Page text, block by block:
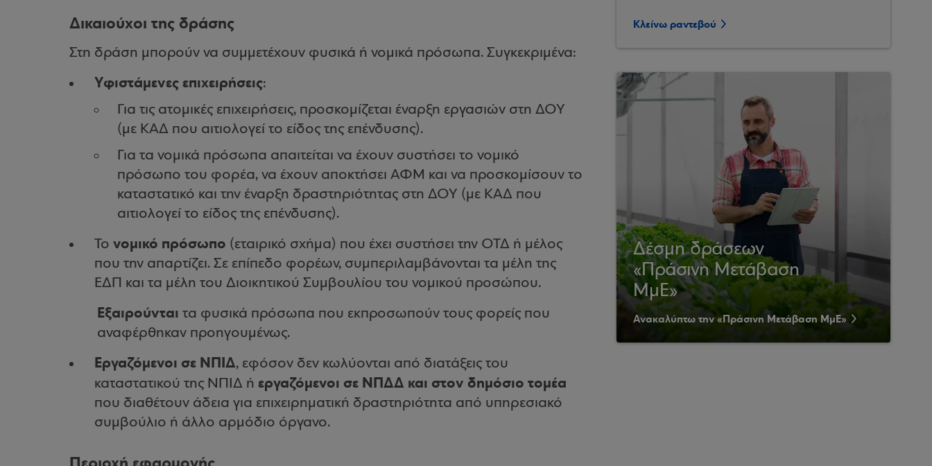
Δικαιούχοι της δράσης
Στη δράση μπορούν να συμμετέχουν φυσικά ή νομικά πρόσωπα. Συγκεκριμένα:
Yφιστάμενες επιχειρήσεις:
Για τις ατομικές επιχειρήσεις, προσκομίζεται έναρξη εργασιών στη ΔΟΥ
(με ΚΑΔ που αιτιολογεί το είδος της επένδυσης).
Για τα νομικά πρόσωπα απαιτείται να έχουν συστήσει το νομικό
πρόσωπο του φορέα, να έχουν αποκτήσει ΑΦΜ και να προσκομίσουν το
καταστατικό και την έναρξη δραστηριότητας στη ΔΟΥ (με ΚΑΔ που
αιτιολογεί το είδος της επένδυσης).
Το νομικό πρόσωπο (εταιρικό σχήμα) που έχει συστήσει την ΟΤΔ ή μέλος
που την απαρτίζει. Σε επίπεδο φορέων, συμπεριλαμβάνονται τα μέλη της
ΕΔΠ και τα μέλη του Διοικητικού Συμβουλίου του νομικού προσώπου.
Εξαιρούνται τα φυσικά πρόσωπα που εκπροσωπούν τους φορείς που
αναφέρθηκαν προηγουμένως.
Εργαζόμενοι σε ΝΠΙΔ, εφόσον δεν κωλύονται από διατάξεις του
καταστατικού της ΝΠΙΔ ή εργαζόμενοι σε ΝΠΔΔ και στον δημόσιο τομέα
που διαθέτουν άδεια για επιχειρηματική δραστηριότητα από υπηρεσιακό
συμβούλιο ή άλλο αρμόδιο όργανο.
Κλείνω ραντεβού
Δέσμη δράσεων
«Πράσινη Μετάβαση
ΜμΕ»
Ανακαλύπτω την «Πράσινη Μετάβαση ΜμΕ»